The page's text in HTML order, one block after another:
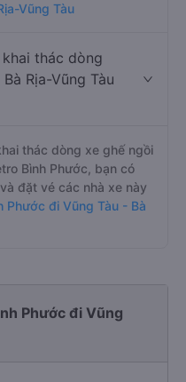
Vũng Tàu
thác dòng
Rịa-Vũng Tàu
thác dòng xe ghế ngồi
Bình Phước, bạn có
đặt vé các nhà xe này
Phước đi Vũng Tàu - Bà
Phước đi Vũng